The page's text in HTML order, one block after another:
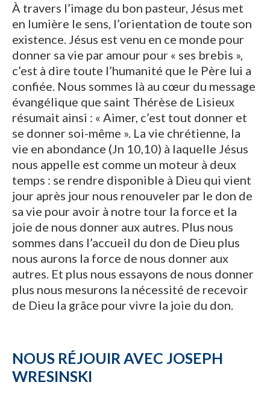
À travers l’image du bon pasteur, Jésus met
en lumière le sens, l’orientation de toute son
existence. Jésus est venu en ce monde pour
donner sa vie par amour pour « ses brebis »,
c’est à dire toute l’humanité que le Père lui a
confiée. Nous sommes là au cœur du message
évangélique que saint Thérèse de Lisieux
résumait ainsi : « Aimer, c’est tout donner et
se donner soi-même ». La vie chrétienne, la
vie en abondance (Jn 10,10) à laquelle Jésus
nous appelle est comme un moteur à deux
temps : se rendre disponible à Dieu qui vient
jour après jour nous renouveler par le don de
sa vie pour avoir à notre tour la force et la
joie de nous donner aux autres. Plus nous
sommes dans l’accueil du don de Dieu plus
nous aurons la force de nous donner aux
autres. Et plus nous essayons de nous donner
plus nous mesurons la nécessité de recevoir
de Dieu la grâce pour vivre la joie du don.
NOUS RÉJOUIR AVEC JOSEPH
WRESINSKI